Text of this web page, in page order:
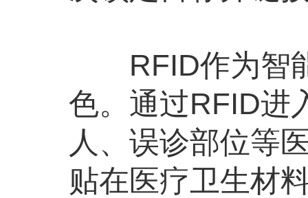
RFID作为智能
色。通过RFID进
人、误诊部位等
贴在医疗卫生材